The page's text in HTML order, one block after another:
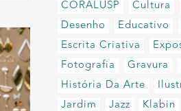
CORALUSP
Cultura
Desenho
Educativo
Escrita Criativa
Fotografia
Gravura
História Da Arte
Jardim
Jazz Klabin